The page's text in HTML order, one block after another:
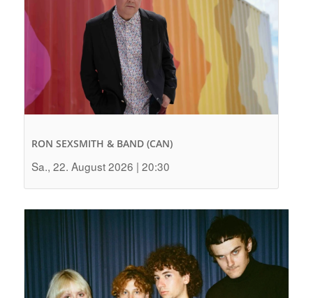
RON SEXSMITH & BAND (CAN)
Sa., 22. August 2026 | 20:30